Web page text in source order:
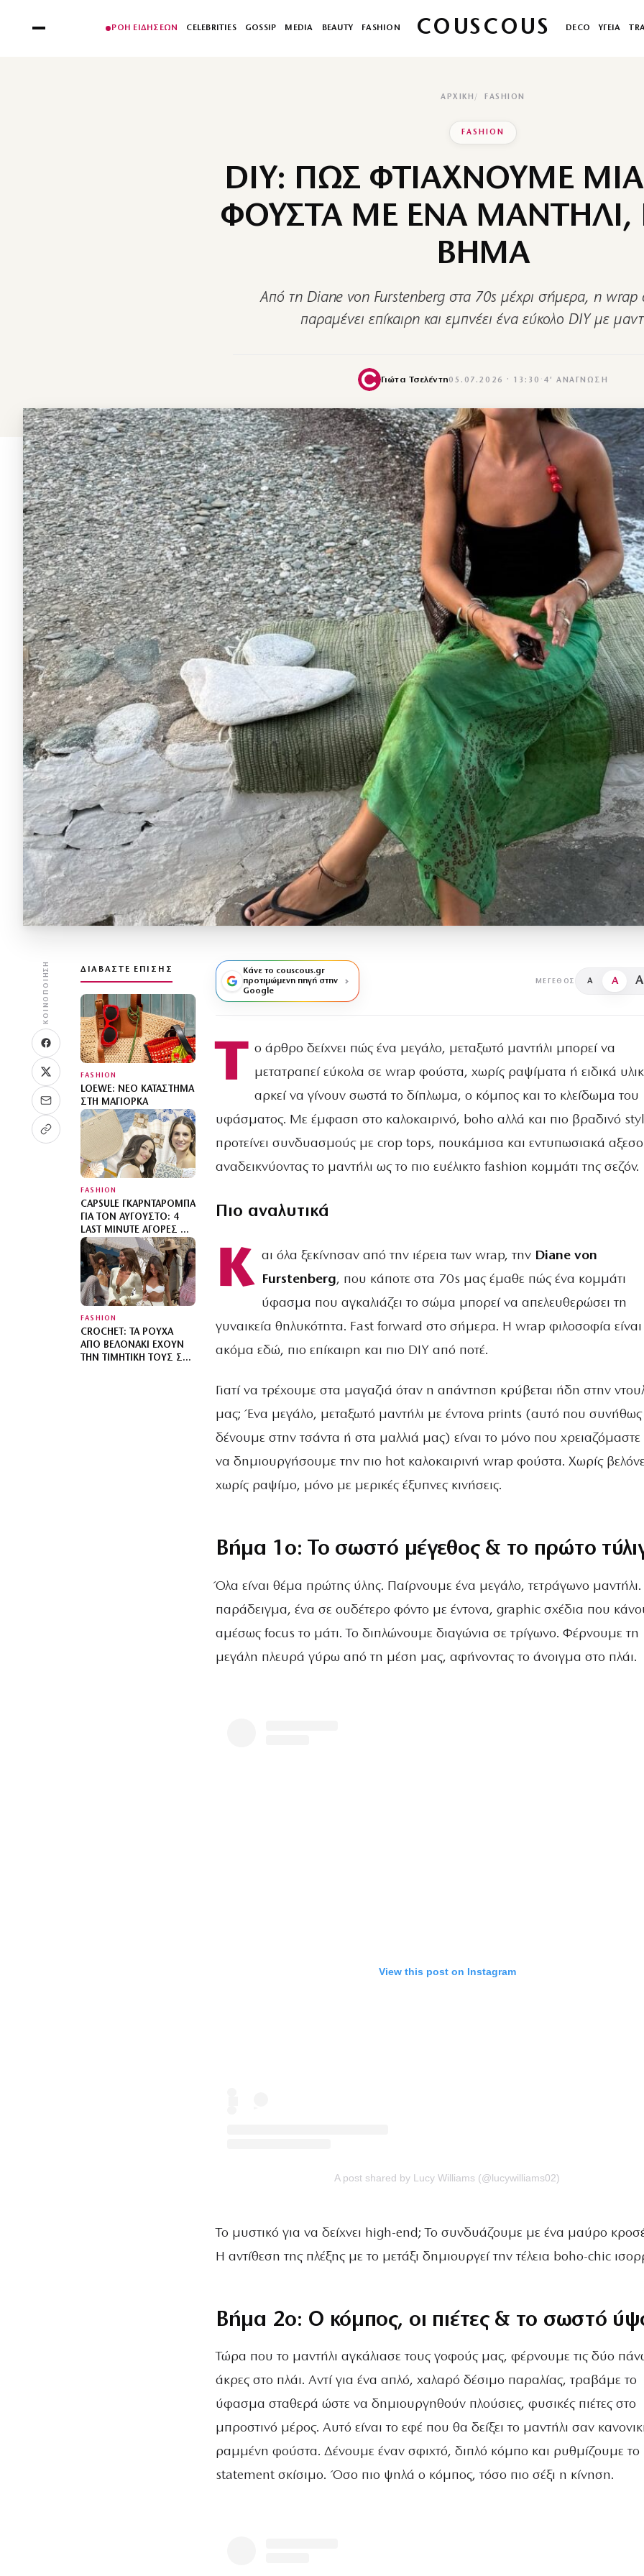
ΡΟΗ ΕΙΔΗΣΕΩΝ CELEBRITIES GOSSIP MEDIA BEAUTY FASHION COUSCOUS DECO ΥΓΕΙΑ
ΑΡΧΙΚΉ FASHION
FASHION
DIY: ΠΩΣ ΦΤΙΑΧΝΟΥΜΕ ΜΙΑ
ΦΟΥΣΤΑ ΜΕ ΕΝΑ
ΒΗΜΑ
Από τη Diane von Furstenberg στα 70s μέχρι σήμερα, η wrap
παραμένει επίκαιρη και εμπνέει ένα εύκολο DIY με
Γιώτα Τσελέντη05.07.2026 · 13:30 · 4′ ΑΝΆΓΝΩΣΗ
ΚΟΙΝΟΠΟΊΗΣΗ ΔΙΑΒΆΣΤΕ ΕΠΊΣΗΣ
FASHION
LOEWE: ΝΈΟ ΚΑΤΆΣΤΗΜΑ
ΣΤΗ ΜΑΓΙΌΡΚΑ
FASHION
CAPSULE ΓΚΑΡΝΤΑΡΌΜΠΑ
ΓΙΑ ΤΟΝ ΑΎΓΟΥΣΤΟ: 4
LAST MINUTE ΑΓΟΡΈΣ ΜΕ
ΤΗΝ ΥΠΟΓΡΑΦΉ ΤΗΣ
DOCA
FASHION
CROCHET: ΤΑ ΡΟΎΧΑ
ΑΠΌ ΒΕΛΟΝΆΚΙ ΈΧΟΥΝ
ΤΗΝ ΤΙΜΗΤΙΚΉ ΤΟΥΣ ΣΤΟ
Κάνε το couscous.gr
προτιμώμενη πηγή στην
Google
ΜΈΓΕΘΟΣ A A A
Τ ο άρθρο δείχνει πώς ένα μεγάλο, μεταξωτό μαντήλι μπορεί να
μετατραπεί εύκολα σε wrap φούστα, χωρίς ραψίματα ή ειδικά
αρκεί να γίνουν σωστά το δίπλωμα, ο κόμπος και το κλείδωμα του
υφάσματος. Με έμφαση στο καλοκαιρινό, boho αλλά και πιο βραδινό
προτείνει συνδυασμούς με crop tops, πουκάμισα και εντυπωσιακά
αναδεικνύοντας το μαντήλι ως το πιο ευέλικτο fashion κομμάτι της σεζόν.
Πιο αναλυτικά
Κ αι όλα ξεκίνησαν από την ιέρεια των wrap, την Diane von
Furstenberg, που κάποτε στα 70s μας έμαθε πώς ένα κομμάτι
ύφασμα που αγκαλιάζει το σώμα μπορεί να απελευθερώσει τη
γυναικεία θηλυκότητα. Fast forward στο σήμερα. Η wrap φιλοσοφία είναι
ακόμα εδώ, πιο επίκαιρη και πιο DIY από ποτέ.
Γιατί να τρέχουμε στα μαγαζιά όταν η απάντηση κρύβεται ήδη στην
μας; Ένα μεγάλο, μεταξωτό μαντήλι με έντονα prints (αυτό που συνήθως
δένουμε στην τσάντα ή στα μαλλιά μας) είναι το μόνο που χρειαζόμαστε
να δημιουργήσουμε την πιο hot καλοκαιρινή wrap φούστα. Χωρίς
χωρίς ραψίμο, μόνο με μερικές έξυπνες κινήσεις.
Βήμα 1ο: Το σωστό μέγεθος & το πρώτο
Όλα είναι θέμα πρώτης ύλης. Παίρνουμε ένα μεγάλο, τετράγωνο μαντήλι.
παράδειγμα, ένα σε ουδέτερο φόντο με έντονα, graphic σχέδια που
αμέσως focus το μάτι. Το διπλώνουμε διαγώνια σε τρίγωνο. Φέρνουμε τη
μεγάλη πλευρά γύρω από τη μέση μας, αφήνοντας το άνοιγμα στο πλάι.
View this post on Instagram
A post shared by Lucy Williams (@lucywilliams02)
Το μυστικό για να δείχνει high-end; Το συνδυάζουμε με ένα μαύρο
Η αντίθεση της πλέξης με το μετάξι δημιουργεί την τέλεια boho-chic
Βήμα 2ο: Ο κόμπος, οι πιέτες & το σωστό
Τώρα που το μαντήλι αγκάλιασε τους γοφούς μας, φέρνουμε τις δύο
άκρες στο πλάι. Αντί για ένα απλό, χαλαρό δέσιμο παραλίας, τραβάμε το
ύφασμα σταθερά ώστε να δημιουργηθούν πλούσιες, φυσικές πιέτες στο
μπροστινό μέρος. Αυτό είναι το εφέ που θα δείξει το μαντήλι σαν
ραμμένη φούστα. Δένουμε έναν σφιχτό, διπλό κόμπο και ρυθμίζουμε το
statement σκίσιμο. Όσο πιο ψηλά ο κόμπος, τόσο πιο σέξι η κίνηση.